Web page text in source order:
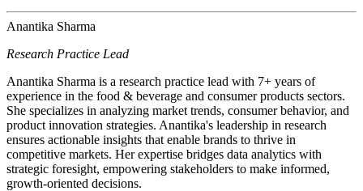
Anantika Sharma
Research Practice Lead
Anantika Sharma is a research practice lead with 7+ years of
experience in the food & beverage and consumer products sectors.
She specializes in analyzing market trends, consumer behavior, and
product innovation strategies. Anantika's leadership in research
ensures actionable insights that enable brands to thrive in
competitive markets. Her expertise bridges data analytics with
strategic foresight, empowering stakeholders to make informed,
growth-oriented decisions.